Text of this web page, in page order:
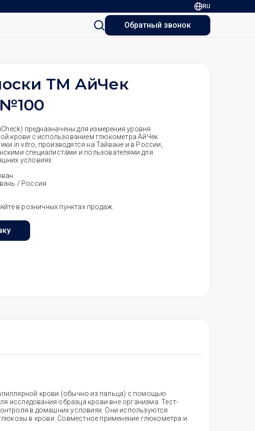
RU
Обратный звонок
ТМ АйЧек
предназначены для измерения уровня
крови с использованием глюкометра АйЧек.
in vitro, производятся на Тайване и в России,
специалистами и пользователями для
условиях.
/ Россия.
в розничных пунктах продаж.
крови (обычно из пальца) с помощью
исследования образца крови вне организма. Тест-
в домашних условиях. Они используются
в крови. Совместное применение глюкометра и